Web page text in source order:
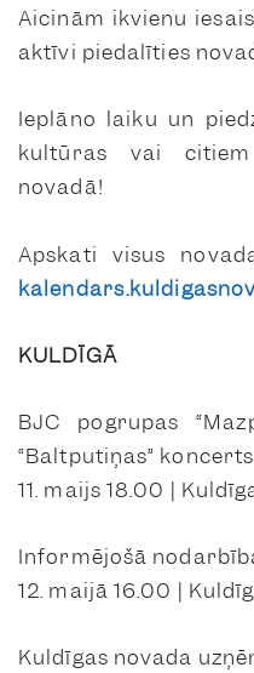
Aicinām ikvienu
aktīvi piedalīties
Ieplāno laiku un
kultūras vai citiem
novadā!
Apskati visus
KULDĪGĀ
BJC pogrupas
“Baltputiņas” koncerts
11. maijs 18.00 |
Informējošā
12. maijā 16.00 |
Kuldīgas novada